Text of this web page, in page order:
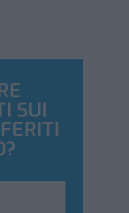
SUI